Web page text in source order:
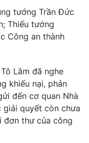
tướng Trần Đức
Thiếu tướng
Công an thành
Lâm đã nghe
khiếu nại, phản
đến cơ quan Nhà
quyết còn chưa
đơn thư của công